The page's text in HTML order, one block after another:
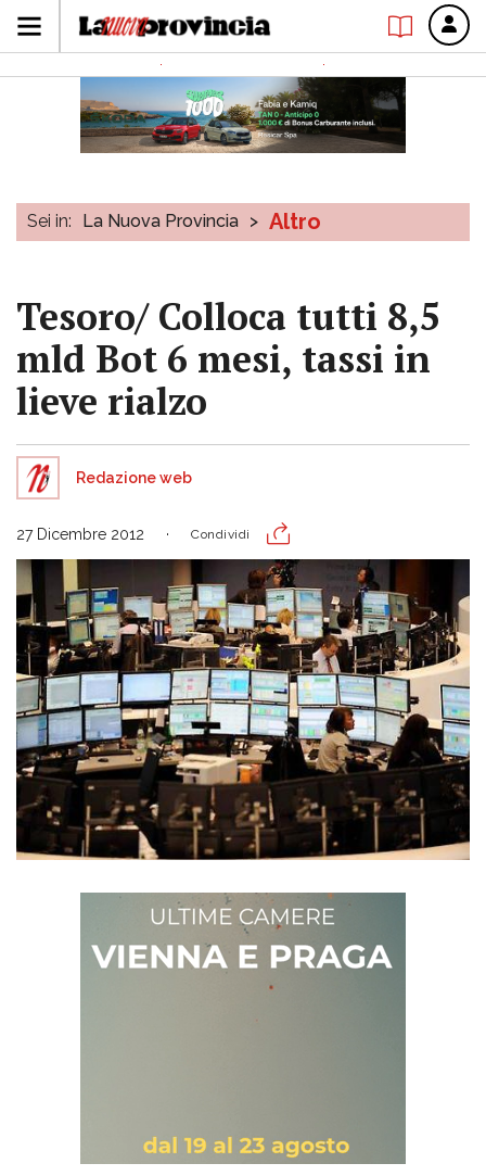
Sei in: La Nuova Provincia > Altro
Tesoro/ Colloca tutti 8,5
mld Bot 6 mesi, tassi in
lieve rialzo
Redazione web
27 Dicembre 2012 Condividi